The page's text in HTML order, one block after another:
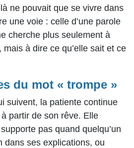
ne pouvait que se vivre dans
une voie : celle d’une parole
cherche plus seulement à
à dire ce qu’elle sait et ce
du mot « trompe »
suivent, la patiente continue
partir de son rêve. Elle
pas quand quelqu’un
dans ses explications, ou